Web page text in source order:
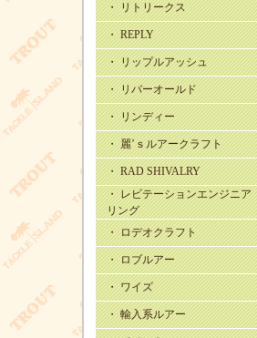
・ リトリークス
・ REPLY
・ リップルアッシュ
・ リバーオールド
・ リンディー
・ 麗’ｓルアークラフト
・ RAD SHIVALRY
・ レビテーションエンジニア
リング
・ ロデオクラフト
・ ロブルアー
・ ワイズ
・ 輸入系ルアー